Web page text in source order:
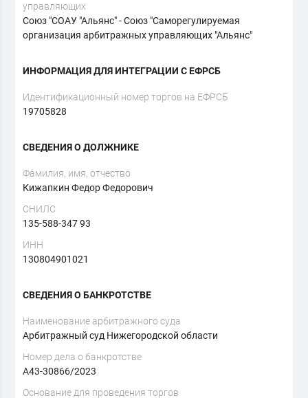
управляющих
Союз "СОАУ "Альянс" - Союз "Саморегулируемая
организация арбитражных управляющих "Альянс"
ИНФОРМАЦИЯ ДЛЯ ИНТЕГРАЦИИ С ЕФРСБ
Идентификационный номер торгов на ЕФРСБ
19705828
СВЕДЕНИЯ О ДОЛЖНИКЕ
Фамилия, имя, отчество
Кижапкин Федор Федорович
СНИЛС
135-588-347 93
ИНН
130804901021
СВЕДЕНИЯ О БАНКРОТСТВЕ
Наименование арбитражного суда
Арбитражный суд Нижегородской области
Номер дела о банкротстве
А43-30866/2023
Основание для проведения торгов